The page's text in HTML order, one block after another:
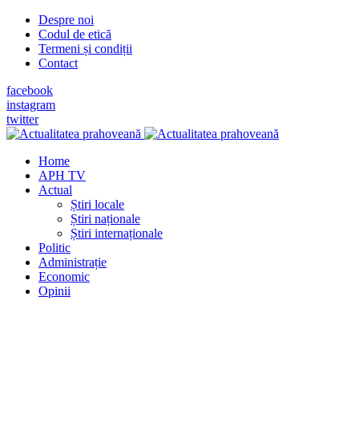
Despre noi
Codul de etică
Termeni și condiții
Contact
facebook
instagram
twitter
Home
APH TV
Actual
Știri locale
Știri naționale
Știri internaționale
Politic
Administrație
Economic
Opinii